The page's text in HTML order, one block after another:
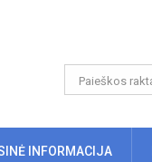
INFORMACIJA